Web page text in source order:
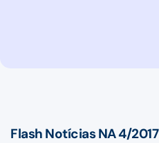
Flash Notícias NA 4/2017